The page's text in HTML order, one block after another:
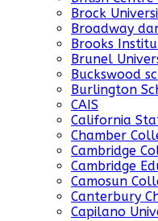
Brock
Broadway
Brooks
Brunel
Buckswood
Burlington
CAIS
California
Chamber
Cambridge
Cambridge
Camosun
Canterbury
Capilano